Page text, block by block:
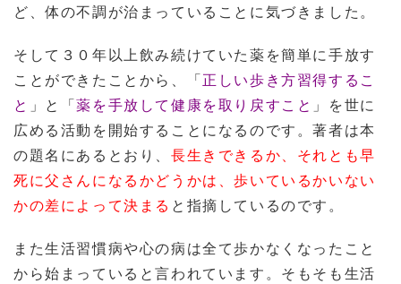
ど、体の不調が治まっていることに気づきました。
そして３０年以上飲み続けていた薬を簡単に手放す
ことができたことから、「正しい歩き方習得するこ
と 」と「薬を手放して健康を取り戻すこと 」を世に
広める活動を開始することになるのです。著者は本
の題名にあるとおり、 長生きできるか、それとも早
死に父さんになるかどうかは、歩いているかいない
かの差によって決まる と指摘しているのです。
また生活習慣病や心の病は全て歩かなくなったこと
から始まっていると言われています。そもそも生活